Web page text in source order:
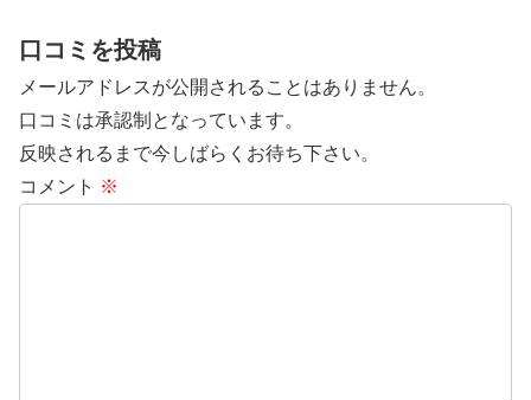
口コミを投稿
メールアドレスが公開されることはありません。
口コミは承認制となっています。
反映されるまで今しばらくお待ち下さい。
コメント ※